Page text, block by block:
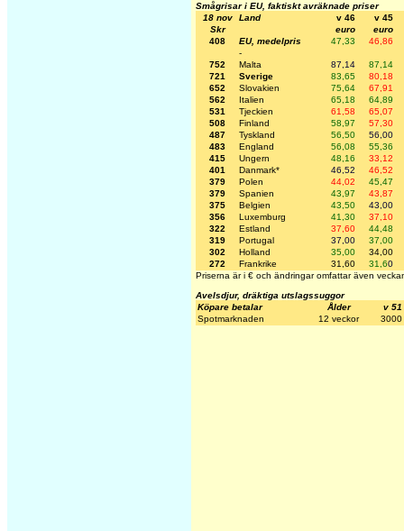
Smågrisar i EU, faktiskt avräknade priser
18 nov
Land v 46
v 45
Skr
euro
euro
408
EU, medelpris 47,33
46,86
-
752
Malta 87,14
87,14
721
Sverige 83,65
80,18
652
Slovakien 75,64
67,91
562
Italien 65,18
64,89
531
Tjeckien 61,58
65,07
508
Finland 58,97
57,30
487
Tyskland 56,50
56,00
483
England 56,08
55,36
415
Ungern 48,16
33,12
401
Danmark* 46,52
46,52
379
Polen 44,02
45,47
379
Spanien 43,97
43,87
375
Belgien 43,50
43,00
356
Luxemburg 41,30
37,10
322
Estland 37,60
44,48
319
Portugal 37,00
37,00
302
Holland 35,00
34,00
272
Frankrike 31,60 31,60
Priserna är i € och ändringar omfattar även
Avelsdjur, dräktiga utslagssuggor
Köpare betalar
Ålder
v 51
Spotmarknaden
12 veckor 3000